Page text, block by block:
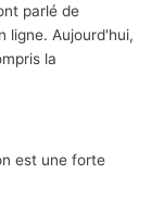
parlé de
ligne. Aujourd'hui,
la
est une forte